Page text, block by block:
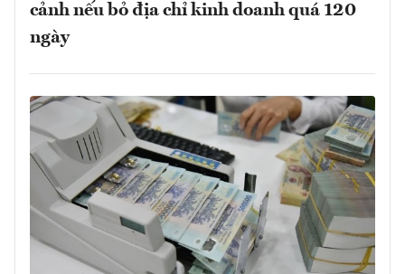
cảnh nếu bỏ địa chỉ kinh doanh quá 120
ngày